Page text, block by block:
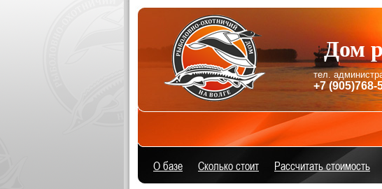
Дом
О базе Сколько стоит Расcчитать стоимость
тел.
+7 (905)768-